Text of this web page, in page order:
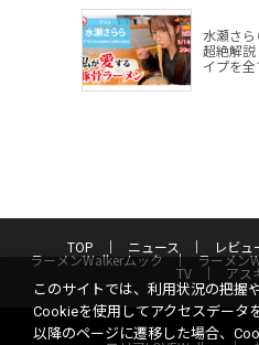
水瀬さ
超絶解
イプを
TOP ニュース レビ
ラーメンWalkerムック ラーメン
TV アス
このサイトでは、利用状況の把握
Cookieを使用してアクセスデータ
以降のページに遷移した場合、